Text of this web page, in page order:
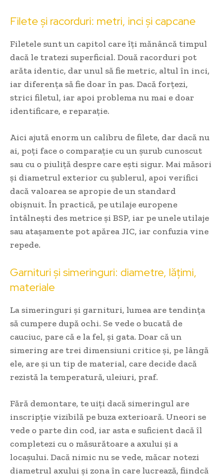
Filete și racorduri: metri, inci și capcane
Filetele sunt un capitol care îți mănâncă timpul
dacă le tratezi superficial. Două racorduri pot
arăta identic, dar unul să fie metric, altul în inci,
iar diferența să fie doar în pas. Dacă forțezi,
strici filetul, iar apoi problema nu mai e doar
identificare, e reparație.
Aici ajută enorm un calibru de filete, dar dacă nu
ai, poți face o comparație cu un șurub cunoscut
sau cu o piuliță despre care ești sigur. Mai măsori
și diametrul exterior cu șublerul, apoi verifici
dacă valoarea se apropie de un standard
obișnuit. În practică, pe utilaje europene
întâlnești des metrice și BSP, iar pe unele utilaje
sau atașamente pot apărea JIC, iar confuzia vine
repede.
Garnituri și simeringuri: diametre, lățimi,
materiale
La simeringuri și garnituri, lumea are tendința
să cumpere după ochi. Se vede o bucată de
cauciuc, pare că e la fel, și gata. Doar că un
simering are trei dimensiuni critice și, pe lângă
ele, are și un tip de material, care decide dacă
rezistă la temperatură, uleiuri, praf.
Fără demontare, te uiți dacă simeringul are
inscripție vizibilă pe buza exterioară. Uneori se
vede o parte din cod, iar asta e suficient dacă îl
completezi cu o măsurătoare a axului și a
locașului. Dacă nimic nu se vede, măcar notezi
diametrul axului și zona în care lucrează, fiindcă